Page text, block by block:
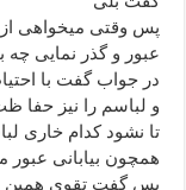
پس وقتی میخواهی از
عبور و گذر نمایی چه
در جواب گفت با
و لباسم را نیز حفا
تا نشود کدام خاری
همچون بیابانی عبور
پس گفت تقوی همین